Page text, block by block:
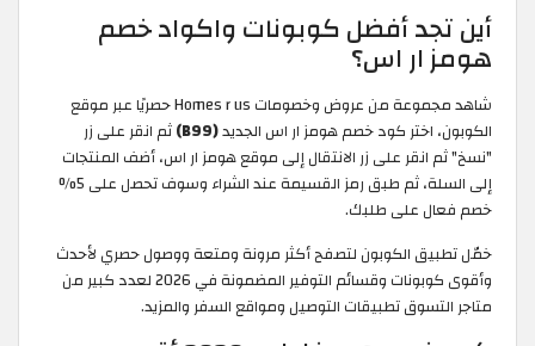
أين تجد أفضل كوبونات واكواد خصم
هومز ار اس؟
شاهد مجموعة من عروض وخصومات Homes r us حصريًا عبر موقع
الكوبون، اختر كود خصم هومز ار اس الجديد(B99)
ثم انقر على زر
"نسخ" ثم انقر على زر الانتقال إلى موقع هومز ار اس، أضف المنتجات
إلى السلة، ثم طبق رمز القسيمة عند الشراء وسوف تحصل على 5%
خصم فعال على طلبك.
خمّل تطبيق الكوبون لتصفح أكثر مرونة ومتعة ووصول حصري لأحدث
وأقوى كوبونات وقسائم التوفير المضمونة في 2026 لعدد كبير من
متاجر التسوق تطبيقات التوصيل ومواقع السفر والمزيد.